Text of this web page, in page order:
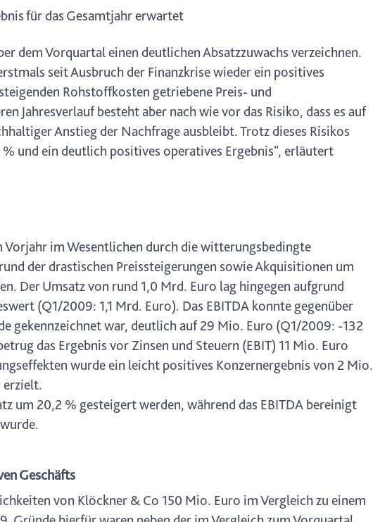
für das Gesamtjahr erwartet
dem Vorquartal einen deutlichen Absatzzuwachs verzeichnen.
seit Ausbruch der Finanzkrise wieder ein positives
Rohstoffkosten getriebene Preis- und
Jahresverlauf besteht aber nach wie vor das Risiko, dass es auf
Anstieg der Nachfrage ausbleibt. Trotz dieses Risikos
und ein deutlich positives operatives Ergebnis", erläutert
im Wesentlichen durch die witterungsbedingte
der drastischen Preissteigerungen sowie Akquisitionen um
Der Umsatz von rund 1,0 Mrd. Euro lag hingegen aufgrund
(Q1/2009: 1,1 Mrd. Euro). Das EBITDA konnte gegenüber
gekennzeichnet war, deutlich auf 29 Mio. Euro (Q1/2009: -132
das Ergebnis vor Zinsen und Steuern (EBIT) 11 Mio. Euro
wurde ein leicht positives Konzernergebnis von 2 Mio.
erzielt.
um 20,2 % gesteigert werden, während das EBITDA bereinigt
Geschäfts
von Klöckner & Co 150 Mio. Euro im Vergleich zu einem